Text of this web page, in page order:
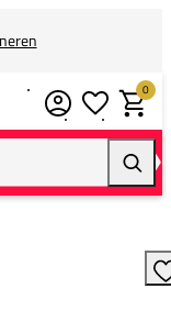
0